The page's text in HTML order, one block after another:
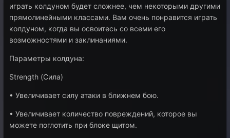
играть колдуном будет сложнее, чем некоторыми другими
прямолинейными классами. Вам очень понравится играть
колдуном, когда вы освоитесь со всеми его
возможностями и заклинаниями.
Параметры колдуна:
Strength (Сила)
• Увеличивает силу атаки в ближнем бою.
• Увеличивает количество повреждений, которое вы
можете поглотить при блоке щитом.